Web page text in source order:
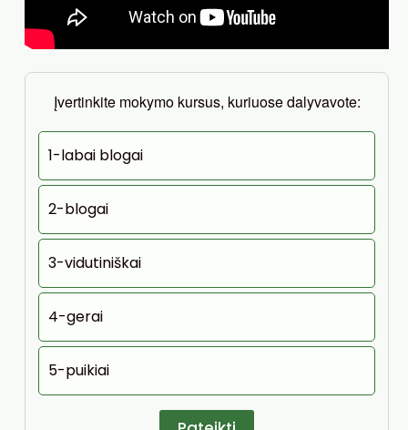
Įvertinkite mokymo kursus, kuriuose dalyvavote:
1-labai blogai
2-blogai
3-vidutiniškai
4-gerai
5-puikiai